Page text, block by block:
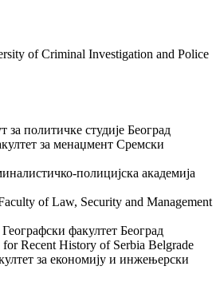
of Criminal Investigation and Police
за политичке студије Београд
за менаџмент Сремски
полицијска академија
of Law, Security and Management
Географски факултет Београд
for Recent History of Serbia Belgrade
за економију и инжењерски